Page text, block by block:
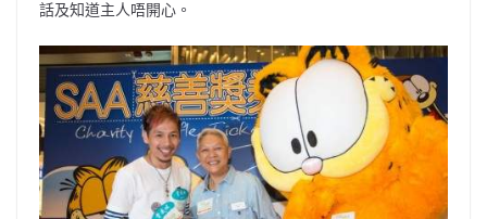
話及知道主人唔開心。